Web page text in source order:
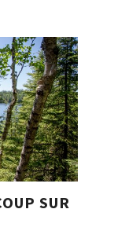
SUR